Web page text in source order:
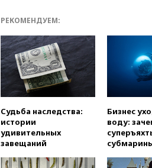
РЕКОМЕНДУЕМ:
Судьба наследства:
истории
удивительных
завещаний
Бизнес
воду: